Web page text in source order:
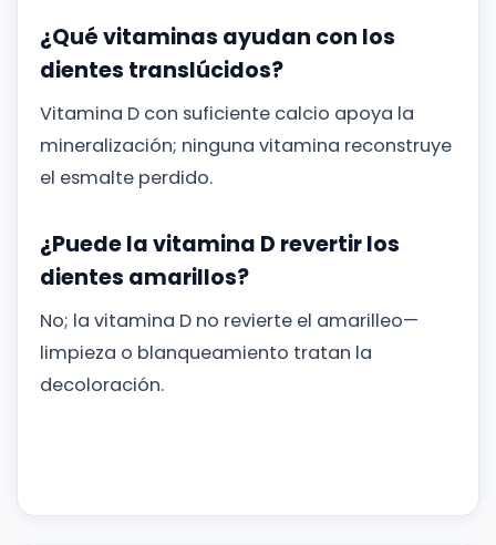
¿Qué vitaminas ayudan con los
dientes translúcidos?
Vitamina D con suficiente calcio apoya la
mineralización; ninguna vitamina reconstruye
el esmalte perdido.
¿Puede la vitamina D revertir los
dientes amarillos?
No; la vitamina D no revierte el amarilleo—
limpieza o blanqueamiento tratan la
decoloración.